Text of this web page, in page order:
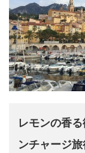
レモンの香
ンチャージ旅